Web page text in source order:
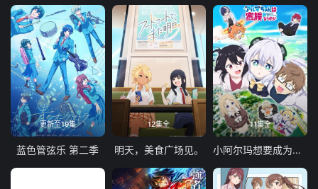
更新至19集
蓝色管弦乐 第二季
12集全
明天，美食广场见。
11集全
小阿尔玛想要成为家人